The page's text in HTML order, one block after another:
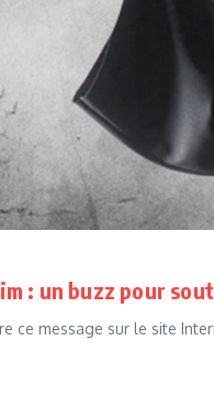
: un buzz pour
ce message sur le site